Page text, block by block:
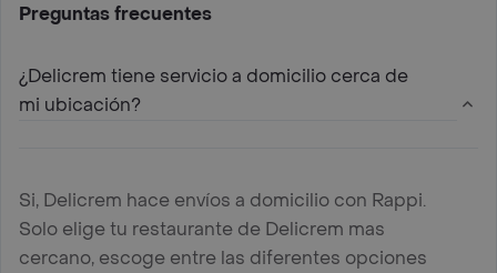
Preguntas frecuentes
¿Delicrem tiene servicio a domicilio cerca de
mi ubicación?
Si, Delicrem hace envíos a domicilio con Rappi.
Solo elige tu restaurante de Delicrem mas
cercano, escoge entre las diferentes opciones